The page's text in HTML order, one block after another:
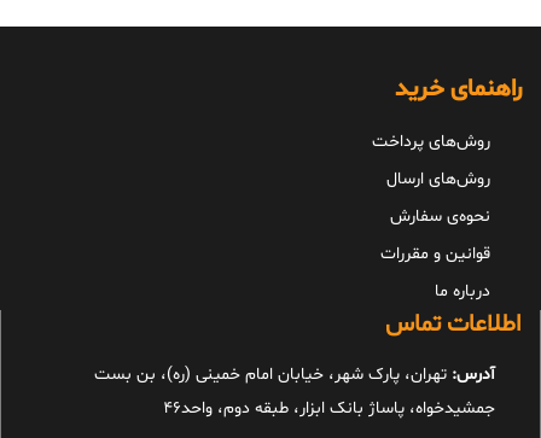
راهنمای خرید
روش‌های پرداخت
روش‌های ارسال
نحوه‌ی سفارش
قوانین و مقررات
درباره ما
اطلاعات تماس
آدرس: تهران، پارک شهر، خیابان امام خمینی (ره)، بن بست
جمشیدخواه، پاساژ بانک ابزار، طبقه دوم، واحد46